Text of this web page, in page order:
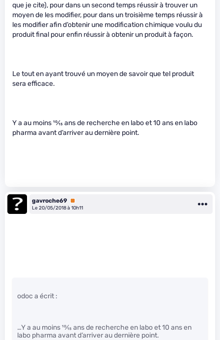
que je cite), pour dans un second temps réussir à trouver un
moyen de les modifier, pour dans un troisième temps réussir à
les modifier afin d’obtenir une modification chimique voulu du
produit final pour enfin réussir à obtenir un produit à façon.
Le tout en ayant trouvé un moyen de savoir que tel produit
sera efficace.
Y a au moins10⁄15ans de recherche en labo et 10 ans en labo
pharma avant d’arriver au dernière point.
gavroche69 Premium
Le 20/05/2018 à 10h11
odoc a écrit :
…Y a au moins10⁄15 ans de recherche en labo et 10 ans en
labo pharma avant d’arriver au dernière point.